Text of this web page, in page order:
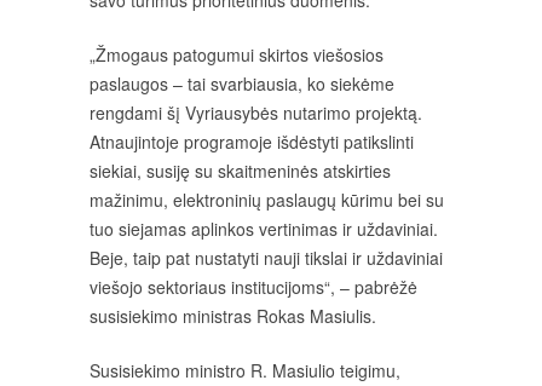
„Žmogaus patogumui skirtos viešosios
paslaugos – tai svarbiausia, ko siekėme
rengdami šį Vyriausybės nutarimo projektą.
Atnaujintoje programoje išdėstyti patikslinti
siekiai, susiję su skaitmeninės atskirties
mažinimu, elektroninių paslaugų kūrimu bei su
tuo siejamas aplinkos vertinimas ir uždaviniai.
Beje, taip pat nustatyti nauji tikslai ir uždaviniai
viešojo sektoriaus institucijoms“, – pabrėžė
susisiekimo ministras Rokas Masiulis.
Susisiekimo ministro R. Masiulio teigimu,